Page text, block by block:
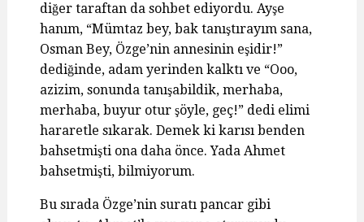
diğer taraftan da sohbet ediyordu. Ayşe
hanım, “Mümtaz bey, bak tanıştırayım sana,
Osman Bey, Özge’nin annesinin eşidir!”
dediğinde, adam yerinden kalktı ve “Ooo,
azizim, sonunda tanışabildik, merhaba,
merhaba, buyur otur şöyle, geç!” dedi elimi
hararetle sıkarak. Demek ki karısı benden
bahsetmişti ona daha önce. Yada Ahmet
bahsetmişti, bilmiyorum.
Bu sırada Özge’nin suratı pancar gibi